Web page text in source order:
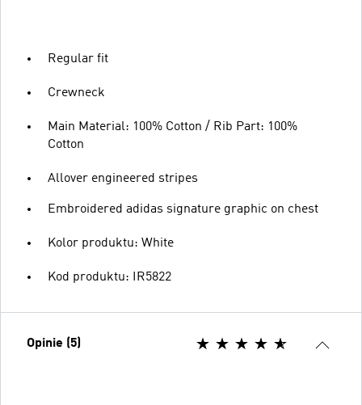
Regular fit
Crewneck
Main Material: 100% Cotton / Rib Part: 100%
Cotton
Allover engineered stripes
Embroidered adidas signature graphic on chest
Kolor produktu: White
Kod produktu: IR5822
Opinie (5)